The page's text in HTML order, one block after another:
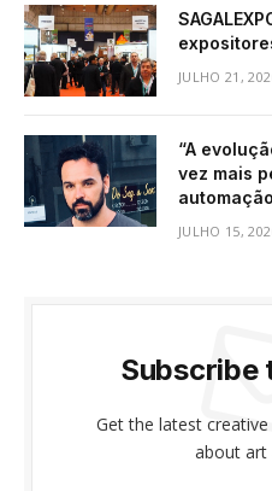
JULHO 21,
“A
vez mais
JULHO 15,
Subscribe
Get the latest
about art